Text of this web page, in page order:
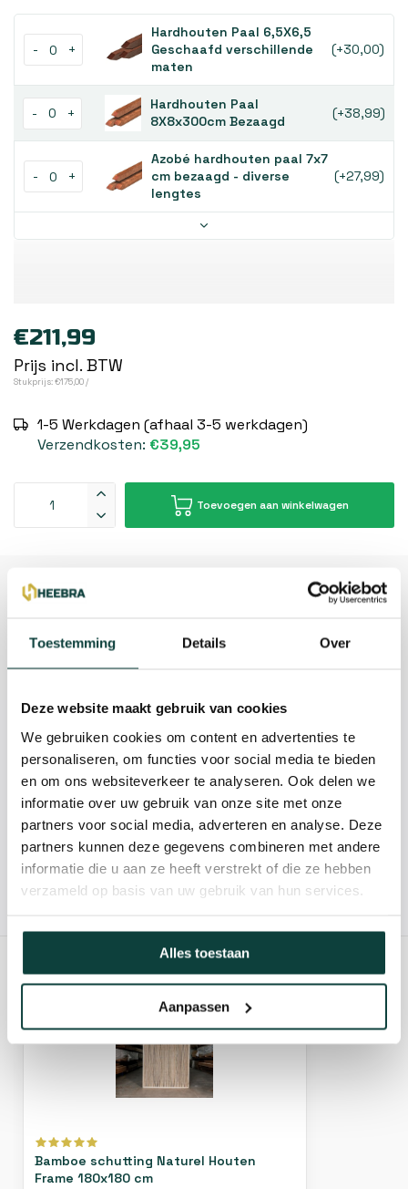
Toestemming Details Over
Deze website maakt gebruik van cookies
We gebruiken cookies om content en advertenties te
personaliseren, om functies voor social media te bieden
en om ons websiteverkeer te analyseren. Ook delen we
informatie over uw gebruik van onze site met onze
partners voor social media, adverteren en analyse. Deze
partners kunnen deze gegevens combineren met andere
informatie die u aan ze heeft verstrekt of die ze hebben
verzameld op basis van uw gebruik van hun services.
Alles toestaan
Aanpassen
- +
Hardhouten Paal 6,5X6,5
Geschaafd verschillende
maten
(+30,00)
- +
Hardhouten Paal
8X8x300cm Bezaagd
(+38,99)
- +
Azobé hardhouten paal 7x7
cm bezaagd - diverse
lengtes
(+27,99)
€211,99
Prijs incl. BTW
Stukprijs: €175,00 /
1-5 Werkdagen (afhaal 3-5 werkdagen)
Verzendkosten: €39,95
Toevoegen aan winkelwagen
Beschrijving
Specificaties
Kunnen we je helpen?
085-2121757
Hovenier of klusbedrijf? Neem contact met ons op voor
GERELATEERDE PRODUCTEN
Bamboe schutting Naturel Houten
Frame 180x180 cm